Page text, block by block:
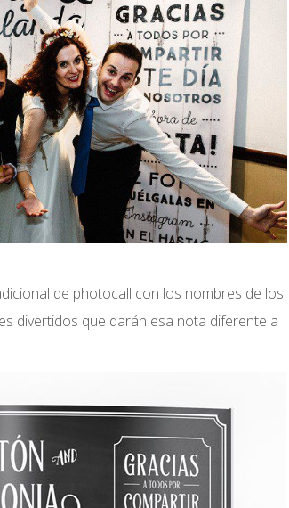
de photocall con los nombres de los
divertidos que darán esa nota diferente a